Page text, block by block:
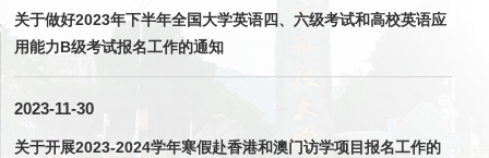
关于做好2023年下半年全国大学英语四、六级考试和高校英语应
用能力B级考试报名工作的通知
2023-11-30
关于开展2023-2024学年寒假赴香港和澳门访学项目报名工作的